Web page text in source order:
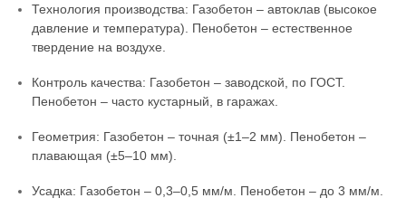
Технология производства: Газобетон – автоклав (высокое
давление и температура). Пенобетон – естественное
твердение на воздухе.
Контроль качества: Газобетон – заводской, по ГОСТ.
Пенобетон – часто кустарный, в гаражах.
Геометрия: Газобетон – точная (±1–2 мм). Пенобетон –
плавающая (±5–10 мм).
Усадка: Газобетон – 0,3–0,5 мм/м. Пенобетон – до 3 мм/м.